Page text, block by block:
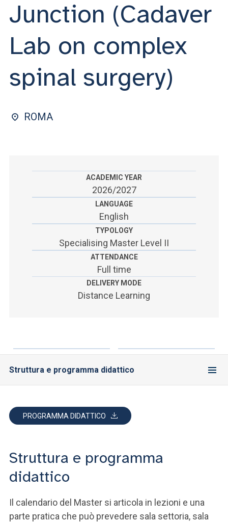
SEI UN DOCENTE O UN MEMBRO DELLO STAFF
ACCEDI A CLOUDMAIL
Junction (Cadaver
Lab on complex
spinal surgery)
ROMA
ACADEMIC YEAR
2026/2027
LANGUAGE
English
TYPOLOGY
Specialising Master Level II
ATTENDANCE
Full time
DELIVERY MODE
Distance Learning
Struttura e programma didattico
PROGRAMMA DIDATTICO
Struttura e programma
didattico
Il calendario del Master si articola in lezioni e una
parte pratica che può prevedere sala settoria, sala